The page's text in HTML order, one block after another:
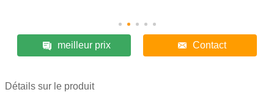
meilleur prix Contact
Détails sur le produit